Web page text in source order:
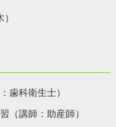
歯科衛生士）
（講師：助産師）